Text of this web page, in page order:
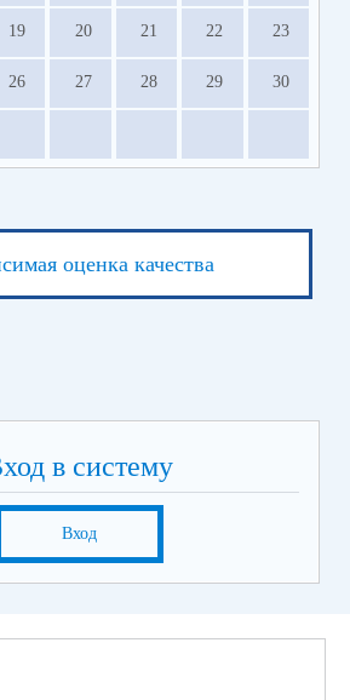
19 20 21 22 23
26 27 28 29 30
оценка качества
в систему
Вход